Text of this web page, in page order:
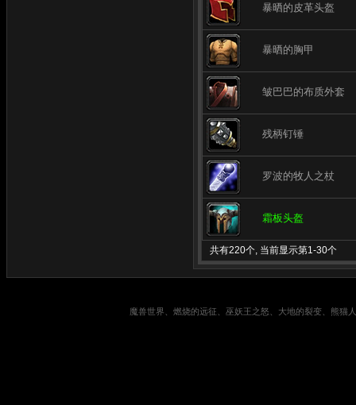
暴晒的皮革头盔
暴晒的胸甲
皱巴巴的布质外套
残柄钉锤
罗波的牧人之杖
霜板头盔
共有220个, 当前显示第1-30个
魔兽世界、燃烧的远征、巫妖王之怒、大地的裂变、熊猫